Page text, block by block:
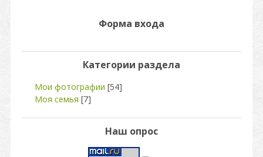
Форма входа
Категории раздела
Мои фотографии [54]
Моя семья [7]
Наш опрос